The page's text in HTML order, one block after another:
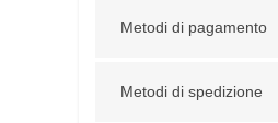
Metodi di pagamento
Metodi di spedizione